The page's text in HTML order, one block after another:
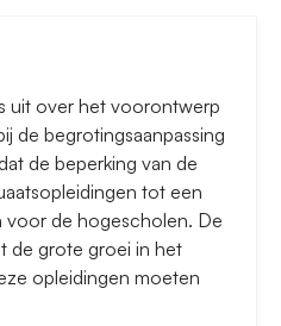
uit over het voorontwerp
de begrotingsaanpassing
de beperking van de
tot een
voor de hogescholen. De
de grote groei in het
opleidingen moeten